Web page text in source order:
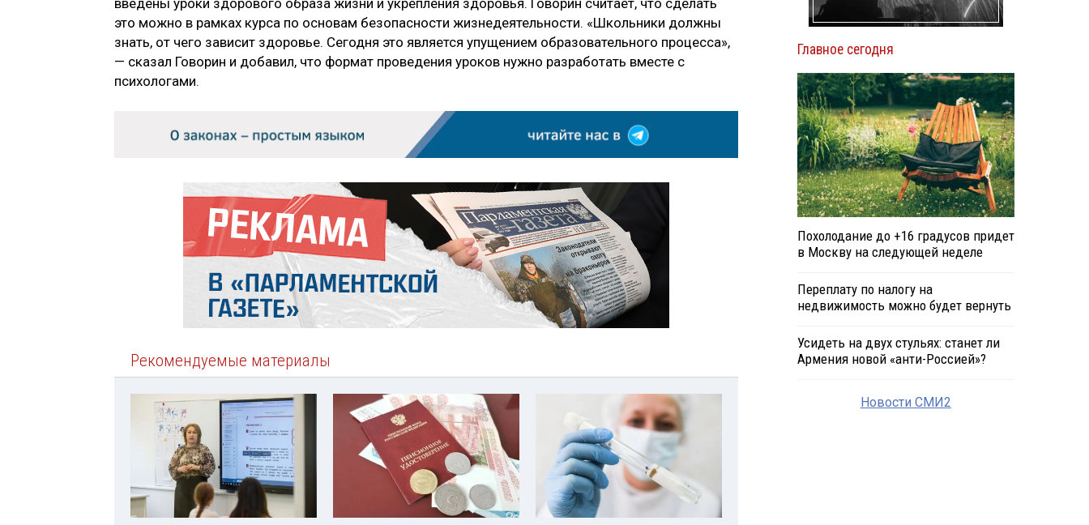
это можно в рамках курса по основам безопасности жизнедеятельности. «Школьники должны
знать, от чего зависит здоровье. Сегодня это является упущением образовательного процесса»,
— сказал Говорин и добавил, что формат проведения уроков нужно разработать вместе с
психологами.
Рекомендуемые материалы
Главное сегодня
Похолодание до +16 градусов придет
в Москву на следующей неделе
Переплату по налогу на
недвижимость можно будет вернуть
Усидеть на двух стульях: станет ли
Армения новой «анти-Россией»?
Новости СМИ2